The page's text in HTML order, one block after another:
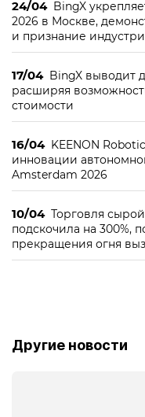
24/04 BingX
2026 в Москве,
и признание
17/04 BingX выводит
расширяя
стоимости
16/04 KEENON
инновации
Amsterdam 2026
10/04 Торговля
подскочила на 300%,
прекращения огня
Другие новости